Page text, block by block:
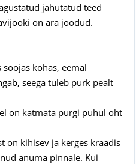
jahutatud teed
on ära joodud.
kohas, eemal
, seega tuleb purk pealt
on katmata purgi puhul oht
on kihisev ja kerges kraadis
anuma pinnale. Kui